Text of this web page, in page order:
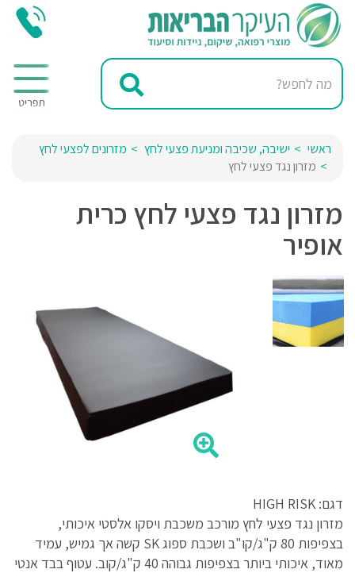
ראשי ישיבה, שכיבה ומניעת פצעי לחץ
מזרונים לפצעי לחץ
מזרון נגד פצעי לחץ
מזרון נגד פצעי לחץ כרית
אופיר
דגם: HIGH RISK
מזרון נגד פצעי לחץ מורכב משכבת ויסקו אלסטי איכותי,
בצפיפות 80 ק"ג/קו"ב ושכבת ספוג SK קשה אך גמיש, עמיד
מאוד, איכותי ביותר בצפיפות גבוהה 40 ק"ג/קוב. עטוף בבד אנטי